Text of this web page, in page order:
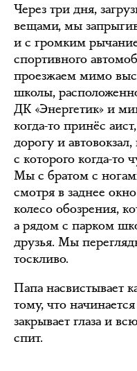
Через три дня,
вещами, мы
и с громким
спортивного
проезжаем мимо
школы,
ДК «Энергетик» и
когда-то принёс
дорогу и
с которого когда-то
Мы с братом с
смотря в заднее
колесо обозрения,
а рядом с парком
друзья. Мы
тоскливо.
Папа насвистывает
тому, что
закрывает глаза и
спит.